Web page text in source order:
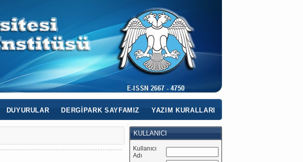
KULLANICI
Kullanıcı
Adı
DUYURULAR DERGIPARK SAYFAMIZ YAZIM KURALLARI